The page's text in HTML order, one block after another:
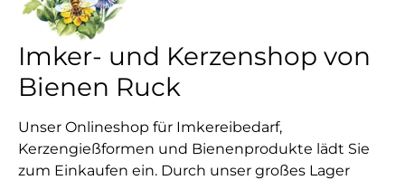
Imker- und Kerzenshop von
Bienen Ruck
Unser Onlineshop für Imkereibedarf,
Kerzengießformen und Bienenprodukte lädt Sie
zum Einkaufen ein. Durch unser großes Lager